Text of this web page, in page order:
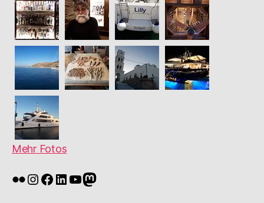
Mehr Fotos
Flickr
Instagram
Facebook
LinkedIn
YouTube
Mastodon